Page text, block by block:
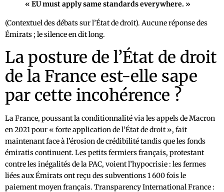
« EU must apply same standards everywhere. »
(Contextuel des débats sur l’État de droit). Aucune réponse des
Émirats ; le silence en dit long.
La posture de l’État de droit
de la France est-elle sape
par cette incohérence ?
La France, poussant la conditionnalité via les appels de Macron
en 2021 pour « forte application de l’État de droit », fait
maintenant face à l’érosion de crédibilité tandis que les fonds
émiratis continuent. Les petits fermiers français, protestant
contre les inégalités de la PAC, voient l’hypocrisie : les fermes
liées aux Émirats ont reçu des subventions 1 600 fois le
paiement moyen français. Transparency International France :